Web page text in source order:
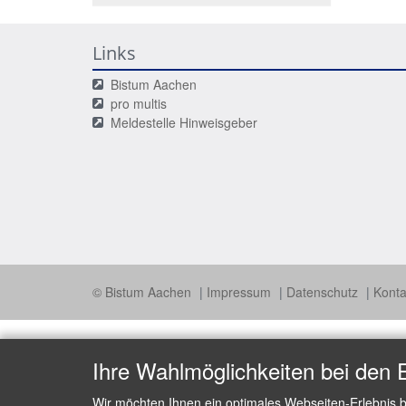
Links
Bistum Aachen
pro multis
Meldestelle Hinweisgeber
© Bistum Aachen Impressum Datenschutz
Ihre Wahlmöglichkeiten bei den
Wir möchten Ihnen ein optimales Webseiten-